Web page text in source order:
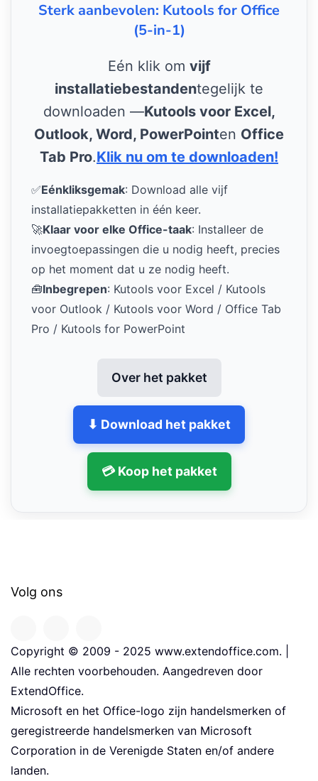
Sterk aanbevolen: Kutools for Office
(5-in-1)
Eén klik om vijf
installatiebestandentegelijk te
downloaden —Kutools voor Excel,
Outlook, Word, PowerPointen Office
Tab Pro.Klik nu om te downloaden!
✅Eénkliksgemak: Download alle vijf
installatiepakketten in één keer.
🚀Klaar voor elke Office-taak: Installeer de
invoegtoepassingen die u nodig heeft, precies
op het moment dat u ze nodig heeft.
🧰Inbegrepen: Kutools voor Excel / Kutools
voor Outlook / Kutools voor Word / Office Tab
Pro / Kutools for PowerPoint
Over het pakket
⬇ Download het pakket
💳 Koop het pakket
Volg ons
Copyright © 2009 - 2025 www.extendoffice.com. |
Alle rechten voorbehouden. Aangedreven door
ExtendOffice.
Microsoft en het Office-logo zijn handelsmerken of
geregistreerde handelsmerken van Microsoft
Corporation in de Verenigde Staten en/of andere
landen.